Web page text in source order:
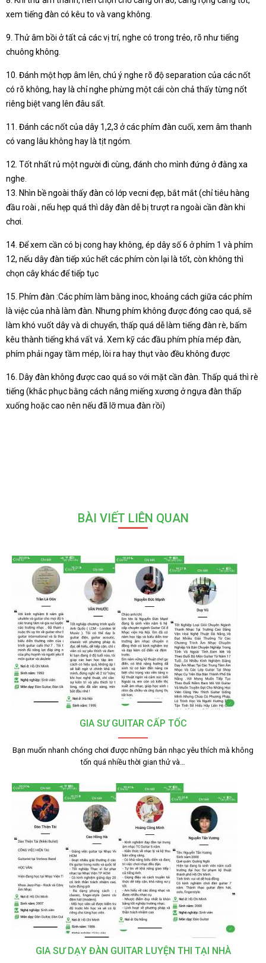
xem tiếng đàn có kêu to và vang không.
9. Thử âm bồi ở tất cả các vị trí, nghe có trong trẻo, rõ như tiếng
chuông không.
10. Đánh một hợp âm lên, chú ý nghe rõ độ separation của các nốt
có rõ không, hay là chỉ nghe phừng một cái còn chả thấy từng nốt
riêng biệt vang lên đâu sất.
11. Đánh các nốt của dây 1,2,3 ở các phím đàn cuối, xem âm thanh
có vang lâu không hay là tịt ngóm.
12. Tốt nhất rủ một người đi cùng, đánh cho mình đứng ở đằng xa
nghe.
13. Nhìn bề ngoài thấy đàn có lớp vecni đẹp, bắt mắt (chỉ tiêu hàng
đầu roài , nếu hẹp quá thì dây đàn dễ bị trượt ra ngoài cần đàn khi
chơi.
14. Để xem cần có bị cong hay không, ép dây số 6 ở phím 1 và phím
12, nếu dây đàn tiếp xúc hết các phím còn lại là tốt, còn không thì
chọn cây khác để tiếp tục
15. Phím đàn :Các phím làm bằng inoc, khoảng cách giữa các phím
là việc của nhà làm đàn. Nhưng phím không được đóng cao quá, sẽ
làm khó vuốt dây và di chuyển, thấp quá dễ làm tiếng đàn rè, bấm
kêu thành tiếng khá vất vả. Xem kỹ các đầu phím phía mép đàn,
phím phải ngay tầm mép, lòi ra hay thụt vào đều không được
16. Dây đàn không được cao quá so với mặt cần đàn. Thấp quá thì rè
tiếng (khắc phục bằng cách nâng miếng xương ở ngựa đàn thấp
xuống hoặc cao nên nếu đã lỡ mua đàn rồi)
BÀI VIẾT LIÊN QUAN
GIA SƯ GUITAR CẤP TỐC
Bạn muốn nhanh chóng chơi được những bản nhạc yêu thích mà không
tốn quá nhiều thời gian thử và…
GIA SƯ DẠY ĐÀN GUITAR LUYỆN THI TẠI NHÀ